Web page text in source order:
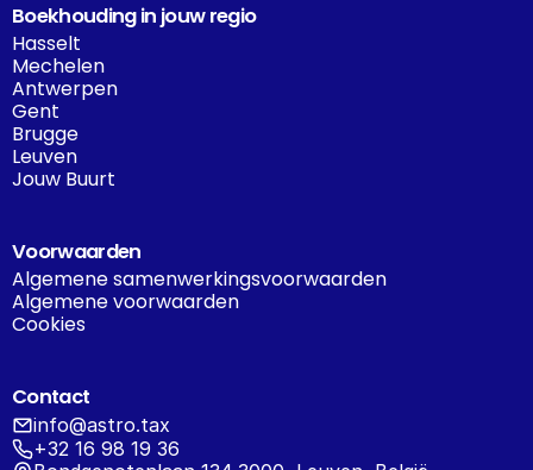
Boekhouding in jouw regio
Hasselt
Mechelen
Antwerpen
Gent
Brugge
Leuven
Jouw Buurt
Voorwaarden
Algemene samenwerkingsvoorwaarden
Algemene voorwaarden
Cookies
Contact
info@astro.tax
+32 16 98 19 36